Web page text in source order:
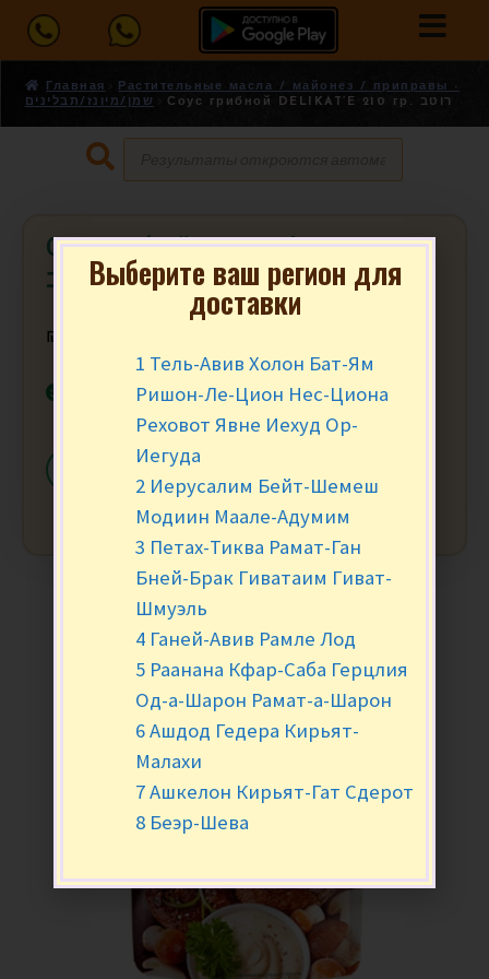
Главная
Растительные масла / майонез / приправы -
שמן/מיונז/תבלינים
Соус грибной DELIKAT’E 210 гр. רוטב
Соус грибной DELIKAT’E 210 гр.
רוטב
₪
В наличии
+
Выберите ваш регион для
доставки
1 Тель-Авив Холон Бат-Ям
Ришон-Ле-Цион Нес-Циона
Реховот Явне Иехуд Ор-
Иегуда
2 Иерусалим Бейт-Шемеш
Модиин Маале-Адумим
3 Петах-Тиква Рамат-Ган
Бней-Брак Гиватаим Гиват-
Шмуэль
4 Ганей-Авив Рамле Лод
5 Раанана Кфар-Саба Герцлия
Од-а-Шарон Рамат-а-Шарон
6 Ашдод Гедера Кирьят-
Малахи
7 Ашкелон Кирьят-Гат Сдерот
8 Беэр-Шева